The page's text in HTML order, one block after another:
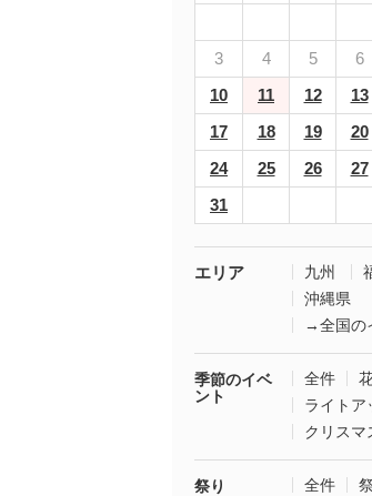
3
4 5 6
10
11 12 13
17
18 19 20
24
25 26 27
31
エリア 九州
沖縄県
→全国の
季節のイベ
ント
全件
ライトア
クリスマ
祭り 全件